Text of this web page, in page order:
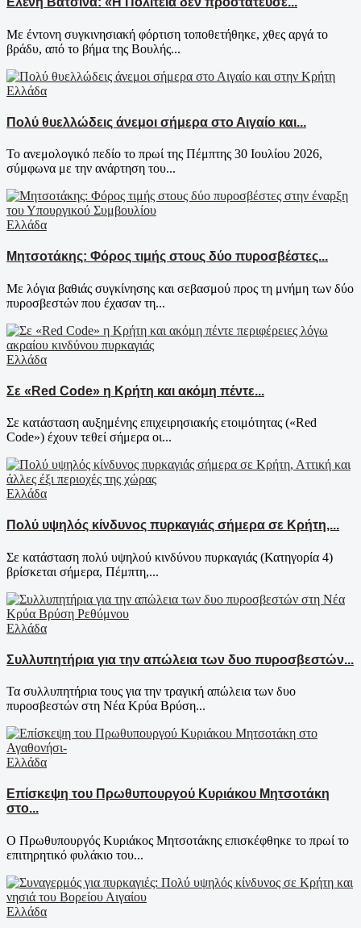
Με έντονη συγκινησιακή φόρτιση τοποθετήθηκε, χθες αργά το
βράδυ, από το βήμα της Βουλής...
Ελλάδα
Πολύ θυελλώδεις άνεμοι σήμερα στο Αιγαίο και...
Το ανεμολογικό πεδίο το πρωί της Πέμπτης 30 Ιουλίου 2026,
σύμφωνα με την ανάρτηση του...
Ελλάδα
Μητσοτάκης: Φόρος τιμής στους δύο πυροσβέστες...
Με λόγια βαθιάς συγκίνησης και σεβασμού προς τη μνήμη των δύο
πυροσβεστών που έχασαν τη...
Ελλάδα
Σε «Red Code» η Κρήτη και ακόμη πέντε...
Σε κατάσταση αυξημένης επιχειρησιακής ετοιμότητας («Red
Code») έχουν τεθεί σήμερα οι...
Ελλάδα
Πολύ υψηλός κίνδυνος πυρκαγιάς σήμερα σε Κρήτη,...
Σε κατάσταση πολύ υψηλού κινδύνου πυρκαγιάς (Κατηγορία 4)
βρίσκεται σήμερα, Πέμπτη,...
Ελλάδα
Συλλυπητήρια για την απώλεια των δυο πυροσβεστών...
Τα συλλυπητήρια τους για την τραγική απώλεια των δυο
πυροσβεστών στη Νέα Κρύα Βρύση...
Ελλάδα
Επίσκεψη του Πρωθυπουργού Κυριάκου Μητσοτάκη
στο...
Ο Πρωθυπουργός Κυριάκος Μητσοτάκης επισκέφθηκε το πρωί το
επιτηρητικό φυλάκιο του...
Ελλάδα